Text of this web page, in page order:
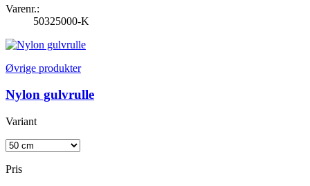
Varenr.:
50325000-K
Øvrige produkter
Nylon gulvrulle
Variant
Pris